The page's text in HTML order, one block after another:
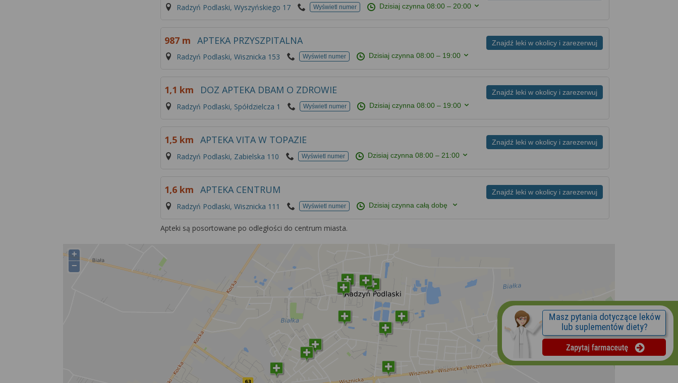
Radzyń Podlaski, Wyszyńskiego 17 Wyświetl numer Dzisiaj czynna08:00 – 20:00
Znajdź leki w okolicy i zarezerwuj
987 m APTEKA PRZYSZPITALNA
Radzyń Podlaski, Wisznicka 153 Wyświetl numer Dzisiaj czynna08:00 – 19:00
Znajdź leki w okolicy i zarezerwuj
1,1 km DOZ APTEKA DBAM O ZDROWIE
Radzyń Podlaski, Spółdzielcza 1 Wyświetl numer Dzisiaj czynna08:00 – 19:00
Znajdź leki w okolicy i zarezerwuj
1,5 km APTEKA VITA W TOPAZIE
Radzyń Podlaski, Zabielska 110 Wyświetl numer Dzisiaj czynna08:00 – 21:00
Znajdź leki w okolicy i zarezerwuj
1,6 km APTEKA CENTRUM
Radzyń Podlaski, Wisznicka 111 Wyświetl numer Dzisiaj czynna całą dobę
Apteki są posortowane po odległości do centrum miasta.
+
−